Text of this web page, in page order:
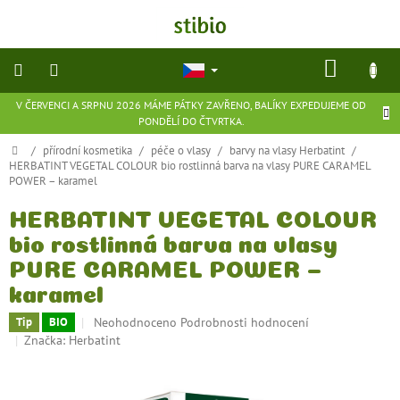
V ČERVENCI A SRPNU 2026 MÁME PÁTKY ZAVŘENO, BALÍKY EXPEDUJEME OD
PONDĚLÍ DO ČTVRTKA.
přírodní
doplňky
stravy
potraviny
ekologické
hračky
a
hry
Domů
/ přírodní kosmetika / péče o vlasy / barvy na vlasy Herbatint /
HERBATINT VEGETAL COLOUR bio rostlinná barva na vlasy PURE CARAMEL
POWER – karamel
HERBATINT VEGETAL COLOUR
bio rostlinná barva na vlasy
PURE CARAMEL POWER –
karamel
Tip BIO
Průměrné
hodnocení
Neohodnoceno Podrobnosti hodnocení
Značka: Herbatint